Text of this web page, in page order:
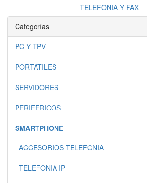
TELEFONIA Y FAX
Categorías
PC Y TPV
PORTATILES
SERVIDORES
PERIFERICOS
SMARTPHONE
ACCESORIOS TELEFONIA
TELEFONIA IP